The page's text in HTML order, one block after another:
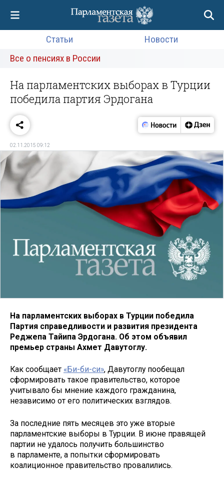
Статьи
Новости
Все о пенсиях в России
На парламентских выборах в Турции
победила партия Эрдогана
02.11.2015 09:12
На парламентских выборах в Турции победила
Партия справедливости и развития президента
Реджепа Тайипа Эрдогана. Об этом объявил
премьер страны Ахмет Давутоглу.
Как сообщает «Би-би-си», Давутоглу пообещал
сформировать такое правительство, которое
учитывало бы мнение каждого гражданина,
независимо от его политических взглядов.
За последние пять месяцев это уже вторые
парламентские выборы в Турции. В июне правящей
партии не удалось получить большинство
в парламенте, а попытки сформировать
коалиционное правительство провалились.